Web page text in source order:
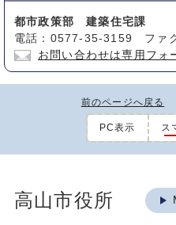
都市政策部 建築住宅課
電話：0577-35-3159 ファ
お問い合わせは専用フォ
前のページへ戻る
PC表示 ス
高山市役所